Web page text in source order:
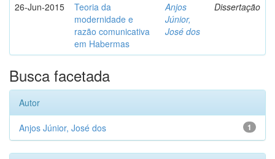
26-Jun-2015
Teoria da
modernidade e
razão comunicativa
em Habermas
Anjos
Júnior,
José dos
Dissertação
Busca facetada
Autor
1
Anjos Júnior, José dos